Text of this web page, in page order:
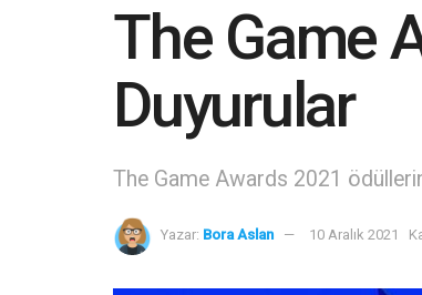
The Game
Duyurular
The Game Awards 2021
Yazar: Bora Aslan 10 Aralık 2021